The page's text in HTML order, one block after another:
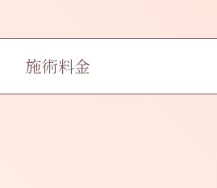
施術料金